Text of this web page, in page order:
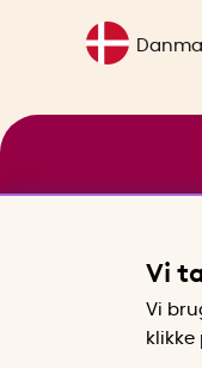
Vi
Vi
klikke